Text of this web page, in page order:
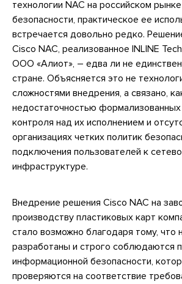
технологии NAC на российском
безопасности, практическое ее
встречается довольно редко.
Cisco NAC, реализованное INLINE
ООО «Алиот», – едва ли не
стране. Объясняется это не
сложностями внедрения, а связано,
недостаточностью
контроля над их исполнением и
организациях четких политик
подключения пользователей к
инфраструктуре.
Внедрение решения Cisco NAC на
производству пластиковых карт
стало возможно благодаря тому, что
разработаны и строго соблюдаются
информационной безопасности,
проверяются на соответствие